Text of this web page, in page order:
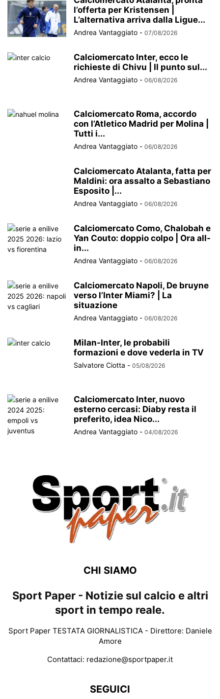
l’offerta per Kristensen |
L’alternativa arriva dalla Ligue...
Andrea Vantaggiato - 07/08/2026
Calciomercato Inter, ecco le
richieste di Chivu | Il punto sul...
Andrea Vantaggiato - 06/08/2026
Calciomercato Roma, accordo
con l’Atletico Madrid per Molina |
Tutti i...
Andrea Vantaggiato - 06/08/2026
Calciomercato Atalanta, fatta per
Maldini: ora assalto a Sebastiano
Esposito |...
Andrea Vantaggiato - 06/08/2026
Calciomercato Como, Chalobah e
Yan Couto: doppio colpo | Ora all-
in...
Andrea Vantaggiato - 06/08/2026
Calciomercato Napoli, De bruyne
verso l’Inter Miami? | La
situazione
Andrea Vantaggiato - 06/08/2026
Milan-Inter, le probabili
formazioni e dove vederla in TV
Salvatore Ciotta - 05/08/2026
Calciomercato Inter, nuovo
esterno cercasi: Diaby resta il
preferito, idea Nico...
Andrea Vantaggiato - 04/08/2026
CHI SIAMO
Sport Paper - Notizie sul calcio e altri
sport in tempo reale.
Sport Paper TESTATA GIORNALISTICA - Direttore: Daniele
Amore
Contattaci: redazione@sportpaper.it
SEGUICI